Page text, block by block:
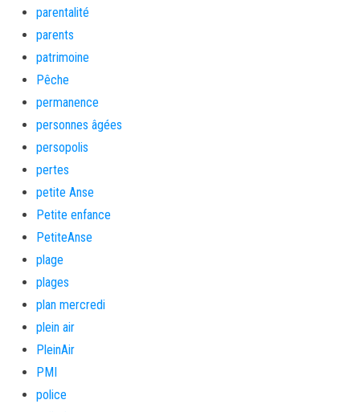
parentalité
parents
patrimoine
Pêche
permanence
personnes âgées
persopolis
pertes
petite Anse
Petite enfance
PetiteAnse
plage
plages
plan mercredi
plein air
PleinAir
PMI
police